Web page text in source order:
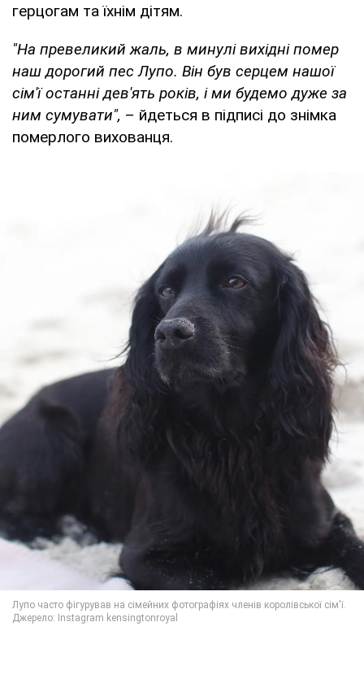
герцогам та їхнім дітям.
"На превеликий жаль, в минулі вихідні помер
наш дорогий пес Лупо. Він був серцем нашої
сім'ї останні дев'ять років, і ми будемо дуже за
ним сумувати", – йдеться в підписі до знімка
померлого вихованця.